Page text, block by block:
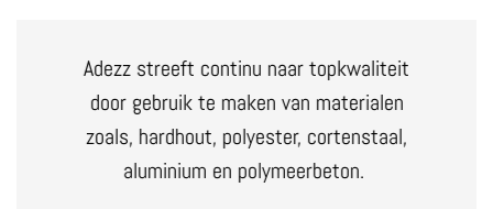
Adezz streeft continu naar topkwaliteit
door gebruik te maken van materialen
zoals, hardhout, polyester, cortenstaal,
aluminium en polymeerbeton.